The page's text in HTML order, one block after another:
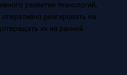
развития технологий,
реагировать на
их на ранней